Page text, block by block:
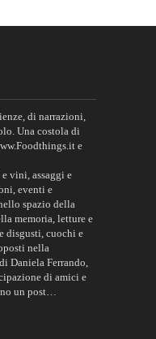
di narrazioni,
Una costola di
e
vini, assaggi e
eventi e
spazio della
memoria, letture e
disgusti, cuochi e
nella
Daniela Ferrando,
di amici e
un post…